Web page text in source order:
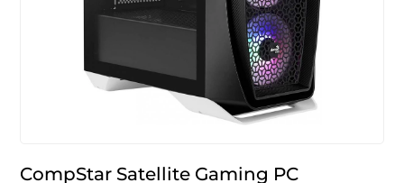
CompStar Satellite Gaming PC